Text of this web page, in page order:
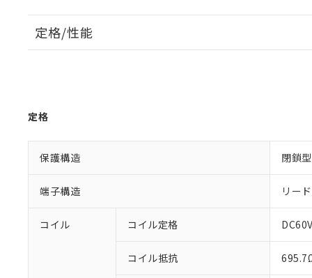
定格/性能
定格
保護構造 閉鎖
端子構造 リー
コイル コイル定格
コイル抵抗